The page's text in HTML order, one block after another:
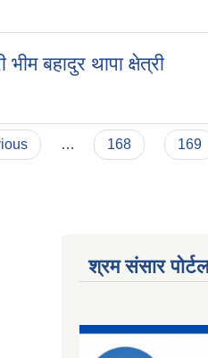
बहादुर थापा क्षेत्री
… 168 169
श्रम संसार पोर्टल